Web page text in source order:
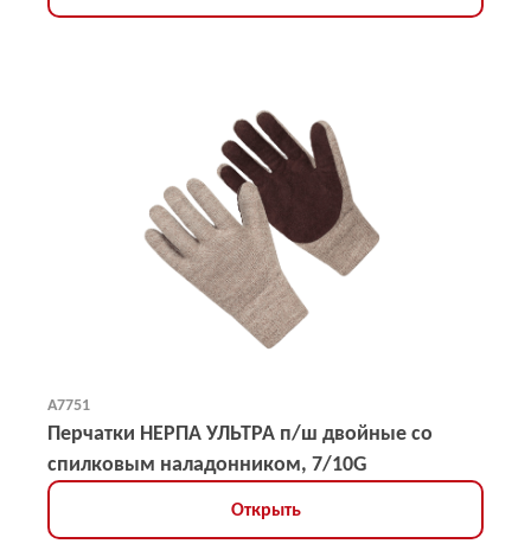
А7751
Перчатки НЕРПА УЛЬТРА п/ш двойные со
спилковым наладонником, 7/10G
Открыть